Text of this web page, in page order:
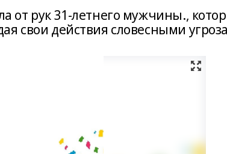
от рук 31-летнего мужчины.,
свои действия словесными